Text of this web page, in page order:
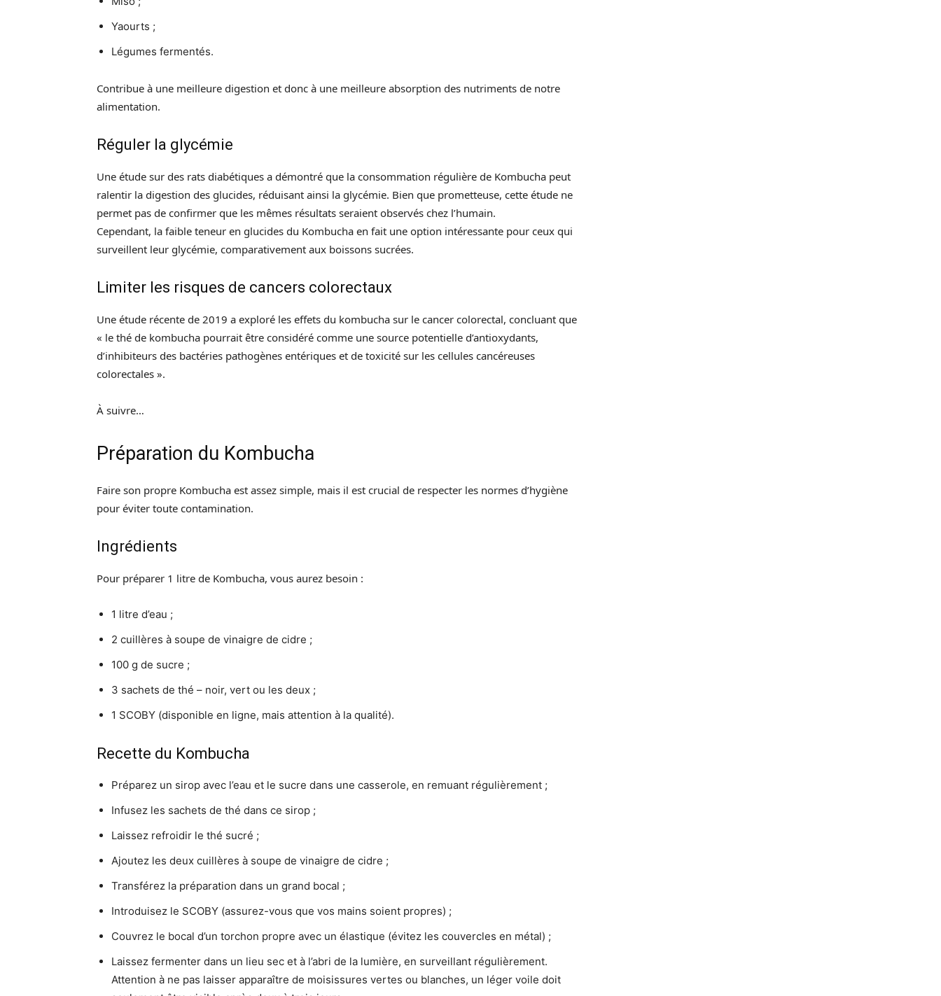
Yaourts ;
Légumes fermentés.
Contribue à une meilleure digestion et donc à une meilleure absorption des nutriments de notre
alimentation.
Réguler la glycémie
Une étude sur des rats diabétiques a démontré que la consommation régulière de Kombucha peut
ralentir la digestion des glucides, réduisant ainsi la glycémie. Bien que prometteuse, cette étude ne
permet pas de confirmer que les mêmes résultats seraient observés chez l’humain.
Cependant, la faible teneur en glucides du Kombucha en fait une option intéressante pour ceux qui
surveillent leur glycémie, comparativement aux boissons sucrées.
Limiter les risques de cancers colorectaux
Une étude récente de 2019 a exploré les effets du kombucha sur le cancer colorectal, concluant que
« le thé de kombucha pourrait être considéré comme une source potentielle d’antioxydants,
d’inhibiteurs des bactéries pathogènes entériques et de toxicité sur les cellules cancéreuses
colorectales ».
À suivre…
Préparation du Kombucha
Faire son propre Kombucha est assez simple, mais il est crucial de respecter les normes d’hygiène
pour éviter toute contamination.
Ingrédients
Pour préparer 1 litre de Kombucha, vous aurez besoin :
1 litre d’eau ;
2 cuillères à soupe de vinaigre de cidre ;
100 g de sucre ;
3 sachets de thé – noir, vert ou les deux ;
1 SCOBY (disponible en ligne, mais attention à la qualité).
Recette du Kombucha
Préparez un sirop avec l’eau et le sucre dans une casserole, en remuant régulièrement ;
Infusez les sachets de thé dans ce sirop ;
Laissez refroidir le thé sucré ;
Ajoutez les deux cuillères à soupe de vinaigre de cidre ;
Transférez la préparation dans un grand bocal ;
Introduisez le SCOBY (assurez-vous que vos mains soient propres) ;
Couvrez le bocal d’un torchon propre avec un élastique (évitez les couvercles en métal) ;
Laissez fermenter dans un lieu sec et à l’abri de la lumière, en surveillant régulièrement.
Attention à ne pas laisser apparaître de moisissures vertes ou blanches, un léger voile doit